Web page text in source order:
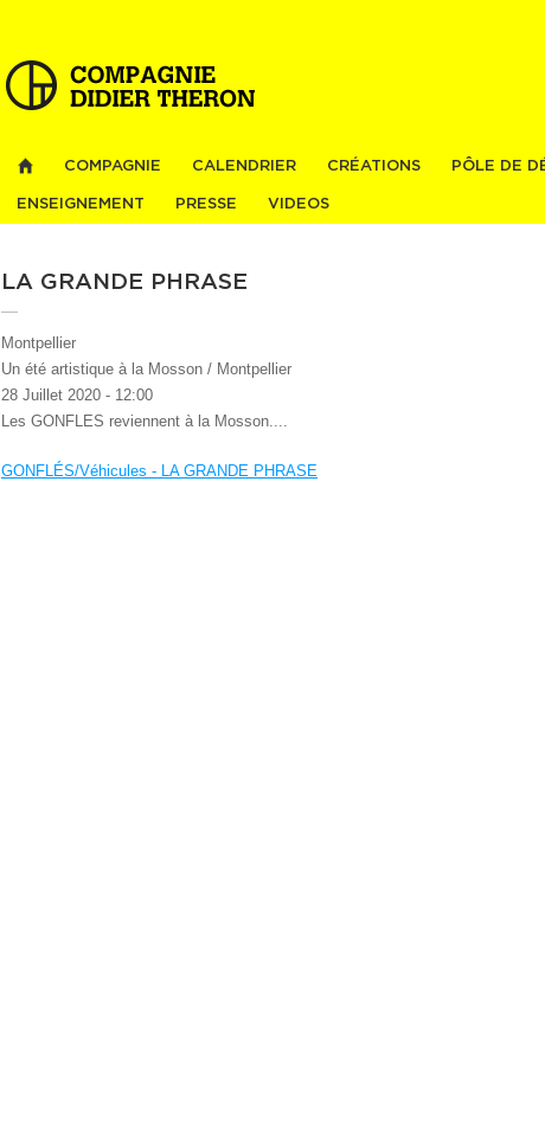
COMPAGNIE CALENDRIER CRÉATIONS PÔLE DE
ENSEIGNEMENT PRESSE VIDEOS
LA GRANDE PHRASE
Montpellier
Un été artistique à la Mosson / Montpellier
28 Juillet 2020 - 12:00
Les GONFLES reviennent à la Mosson....
GONFLÉS/Véhicules - LA GRANDE PHRASE